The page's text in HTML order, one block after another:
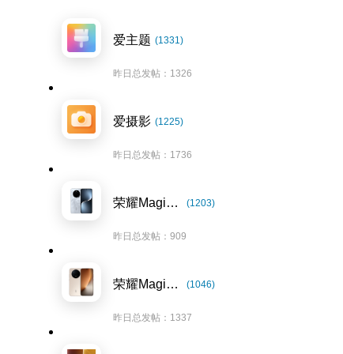
爱主题 (1331)
昨日总发帖：1326
爱摄影 (1225)
昨日总发帖：1736
荣耀Magic7系列 (1203)
昨日总发帖：909
荣耀Magic8系列 (1046)
昨日总发帖：1337